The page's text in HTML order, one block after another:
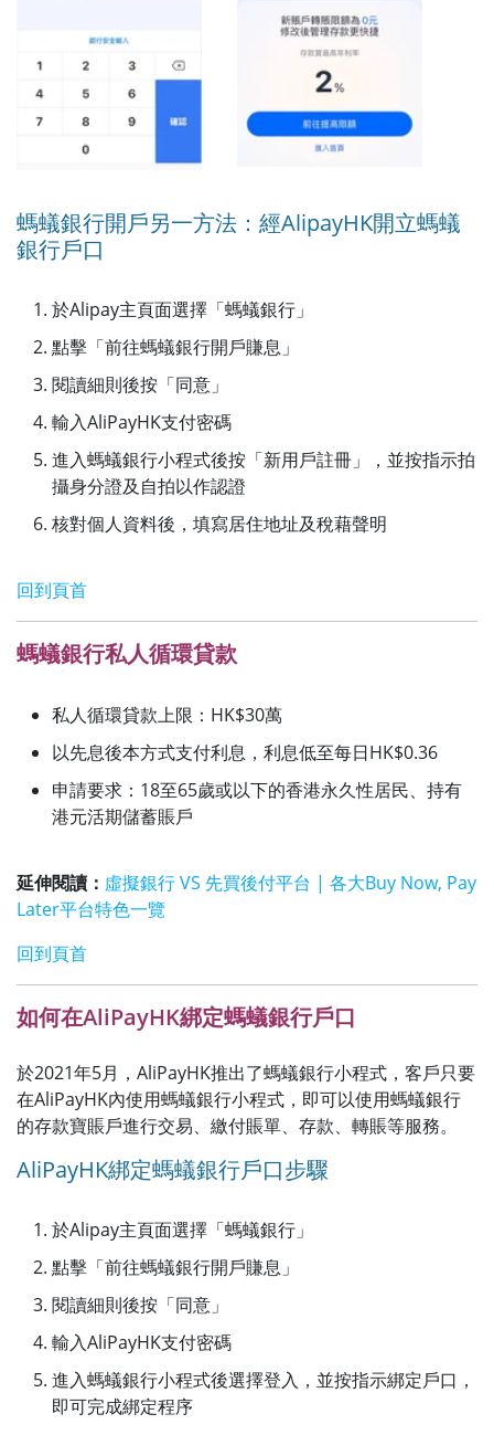
螞蟻銀行開戶另一方法：經AlipayHK開立螞蟻
銀行戶口
於Alipay主頁面選擇「螞蟻銀行」
點擊「前往螞蟻銀行開戶賺息」
閱讀細則後按「同意」
輸入AliPayHK支付密碼
進入螞蟻銀行小程式後按「新用戶註冊」，並按指示拍
攝身分證及自拍以作認證
核對個人資料後，填寫居住地址及稅藉聲明
回到頁首
螞蟻銀行私人循環貸款
私人循環貸款上限：HK$30萬
以先息後本方式支付利息，利息低至每日HK$0.36
申請要求： 18至65歲或以下的香港永久性居民、持有
港元活期儲蓄賬戶
延伸閱讀： 虛擬銀行 VS 先買後付平台 | 各大Buy Now, Pay
Later平台特色一覽
回到頁首
如何在AliPayHK綁定螞蟻銀行戶口
於2021年5月，AliPayHK推出了螞蟻銀行小程式，客戶只要
在AliPayHK內使用螞蟻銀行小程式，即可以使用螞蟻銀行
的存款寶賬戶進行交易、繳付賬單、存款、轉賬等服務。
AliPayHK綁定螞蟻銀行戶口步驟
於Alipay主頁面選擇「螞蟻銀行」
點擊「前往螞蟻銀行開戶賺息」
閱讀細則後按「同意」
輸入AliPayHK支付密碼
進入螞蟻銀行小程式後選擇登入，並按指示綁定戶口，
即可完成綁定程序